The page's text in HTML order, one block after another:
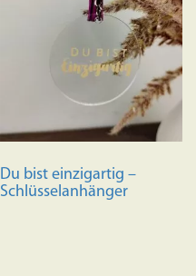
auf.
Die
können
auf
der
gewählt
Du bist einzigartig –
Schlüsselanhänger